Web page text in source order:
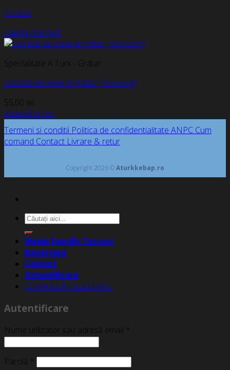
Produs
Citește mai mult
Specialitate A Turk - Grătar
Doradă de mare la grătar (450-550g)
55,00 lei
Adaugă în coș
Termeni si conditii Politica de confidentialitate ANPC Cum
comand Contact Livrare & retur
Copyright 2026 ©Aturkkebap.ro
Caută
după:
Meniu Specific Turcesc
Rezervare
Contact
Autentificare
COMANDĂ TELEFONIC
Autentificare
Nume utilizator sau adresă email *
Parolă *